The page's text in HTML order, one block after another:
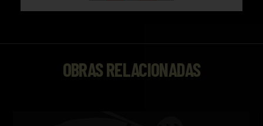
OBRAS RELACIONADAS